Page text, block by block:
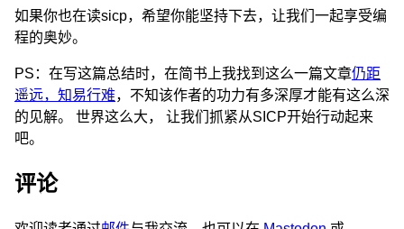
如果你也在读sicp，希望你能坚持下去，让我们一起享受编
程的奥妙。
PS：在写这篇总结时，在简书上我找到这么一篇文章仍距
遥远，知易行难，不知该作者的功力有多深厚才能有这么深
的见解。 世界这么大， 让我们抓紧从SICP开始行动起来
吧。
评论